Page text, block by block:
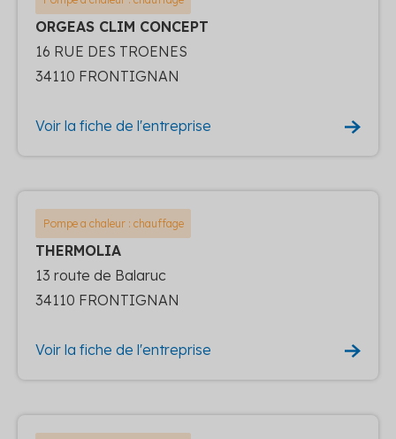
ORGEAS CLIM CONCEPT
16 RUE DES TROENES
34110 FRONTIGNAN
Voir la fiche de l'entreprise
Pompe a chaleur : chauffage
THERMOLIA
13 route de Balaruc
34110 FRONTIGNAN
Voir la fiche de l'entreprise